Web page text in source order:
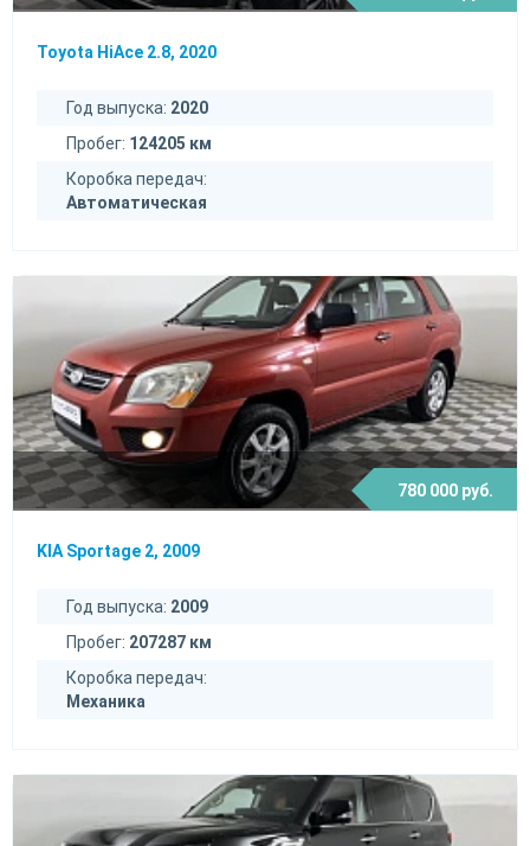
Toyota HiAce 2.8, 2020
Год выпуска: 2020
Пробег: 124205 км
Коробка передач:
Автоматическая
780 000 руб.
KIA Sportage 2, 2009
Год выпуска: 2009
Пробег: 207287 км
Коробка передач:
Механика